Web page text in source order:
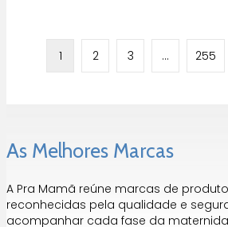
1 2 3 … 255
As Melhores Marcas
A Pra Mamã reúne marcas de
reconhecidas pela qualidade e
acompanhar cada fase da